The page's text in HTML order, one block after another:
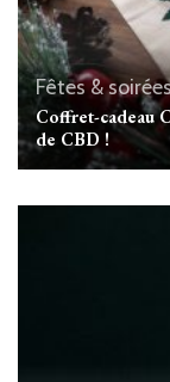
Fêtes &
Coffret-cadeau
de CBD !